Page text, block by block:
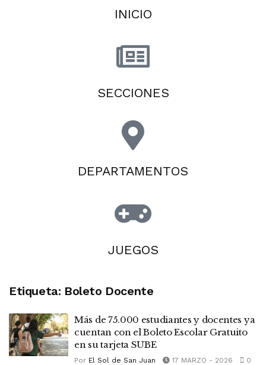
INICIO
SECCIONES
DEPARTAMENTOS
JUEGOS
Etiqueta: Boleto Docente
Más de 75.000 estudiantes y docentes ya
cuentan con el Boleto Escolar Gratuito
en su tarjeta SUBE
Por El Sol de San Juan 17 MARZO - 2026 0